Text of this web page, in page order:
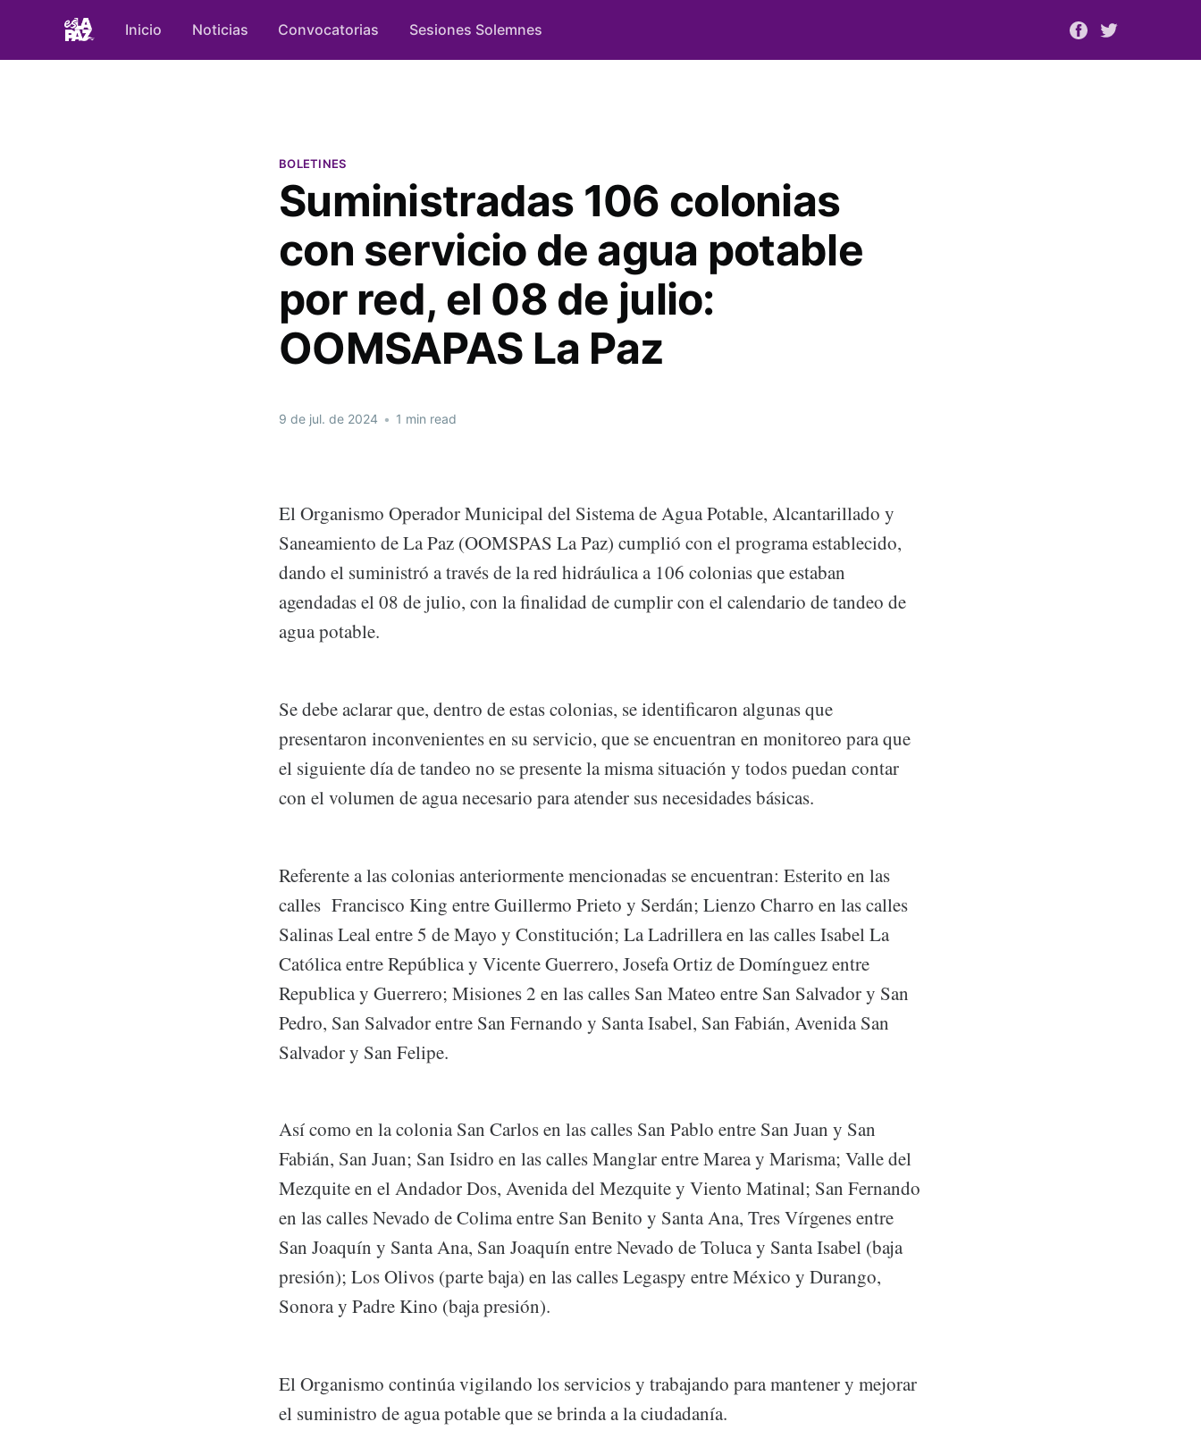
Inicio Noticias Convocatorias Sesiones Solemnes
BOLETINES
Suministradas 106 colonias
con servicio de agua potable
por red, el 08 de julio:
OOMSAPAS La Paz
9 de jul. de 2024 • 1 min read
El Organismo Operador Municipal del Sistema de Agua Potable, Alcantarillado y
Saneamiento de La Paz (OOMSPAS La Paz) cumplió con el programa establecido,
dando el suministró a través de la red hidráulica a 106 colonias que estaban
agendadas el 08 de julio, con la finalidad de cumplir con el calendario de tandeo de
agua potable.
Se debe aclarar que, dentro de estas colonias, se identificaron algunas que
presentaron inconvenientes en su servicio, que se encuentran en monitoreo para que
el siguiente día de tandeo no se presente la misma situación y todos puedan contar
con el volumen de agua necesario para atender sus necesidades básicas.
Referente a las colonias anteriormente mencionadas se encuentran: Esterito en las
calles Francisco King entre Guillermo Prieto y Serdán; Lienzo Charro en las calles
Salinas Leal entre 5 de Mayo y Constitución; La Ladrillera en las calles Isabel La
Católica entre República y Vicente Guerrero, Josefa Ortiz de Domínguez entre
Republica y Guerrero; Misiones 2 en las calles San Mateo entre San Salvador y San
Pedro, San Salvador entre San Fernando y Santa Isabel, San Fabián, Avenida San
Salvador y San Felipe.
Así como en la colonia San Carlos en las calles San Pablo entre San Juan y San
Fabián, San Juan; San Isidro en las calles Manglar entre Marea y Marisma; Valle del
Mezquite en el Andador Dos, Avenida del Mezquite y Viento Matinal; San Fernando
en las calles Nevado de Colima entre San Benito y Santa Ana, Tres Vírgenes entre
San Joaquín y Santa Ana, San Joaquín entre Nevado de Toluca y Santa Isabel (baja
presión); Los Olivos (parte baja) en las calles Legaspy entre México y Durango,
Sonora y Padre Kino (baja presión).
El Organismo continúa vigilando los servicios y trabajando para mantener y mejorar
el suministro de agua potable que se brinda a la ciudadanía.